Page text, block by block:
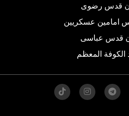
قدس رضوی
امامین عسکریین
قدس عباسی
المعظم